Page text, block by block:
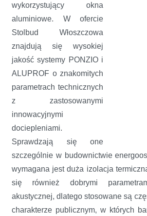
wykorzystujący okna
aluminiowe. W ofercie
Stolbud Włoszczowa
znajdują się wysokiej
jakość systemy PONZIO i
ALUPROF o znakomitych
parametrach technicznych
z zastosowanymi
innowacyjnymi
dociepleniami.
Sprawdzają się one
szczególnie w budownictwie
wymagana jest duża izolacja
się również dobrymi
akustycznej, dlatego stosowane są
charakterze publicznym, w których